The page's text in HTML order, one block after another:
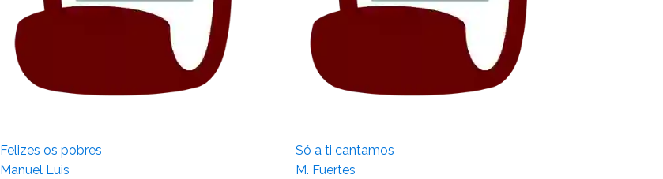
Felizes os pobres
Manuel Luis
Só a ti cantamos
M. Fuertes